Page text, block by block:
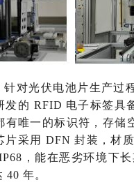
针对光伏电池片生产过
发的 RFID 电子标签具
有唯一的标识符，存储
片采用 DFN 封装，材
，能在恶劣环境下
年。